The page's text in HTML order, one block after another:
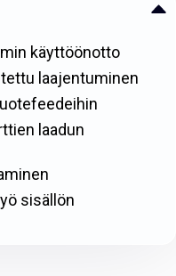
käyttöönotto
laajentuminen
laadun
sisällön